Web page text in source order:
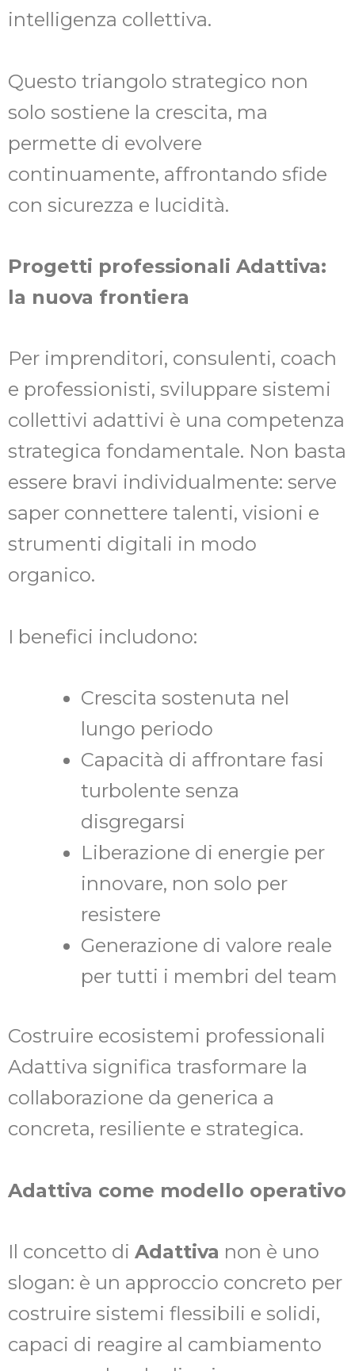
intelligenza collettiva.
Questo triangolo strategico non
solo sostiene la crescita, ma
permette di evolvere
continuamente, affrontando sfide
con sicurezza e lucidità.
Progetti professionali Adattiva:
la nuova frontiera
Per imprenditori, consulenti, coach
e professionisti, sviluppare sistemi
collettivi adattivi è una competenza
strategica fondamentale. Non basta
essere bravi individualmente: serve
saper connettere talenti, visioni e
strumenti digitali in modo
organico.
I benefici includono:
Crescita sostenuta nel
lungo periodo
Capacità di affrontare fasi
turbolente senza
disgregarsi
Liberazione di energie per
innovare, non solo per
resistere
Generazione di valore reale
per tutti i membri del team
Costruire ecosistemi professionali
Adattiva significa trasformare la
collaborazione da generica a
concreta, resiliente e strategica.
Adattiva come modello operativo
Il concetto di Adattiva non è uno
slogan: è un approccio concreto per
costruire sistemi flessibili e solidi,
capaci di reagire al cambiamento